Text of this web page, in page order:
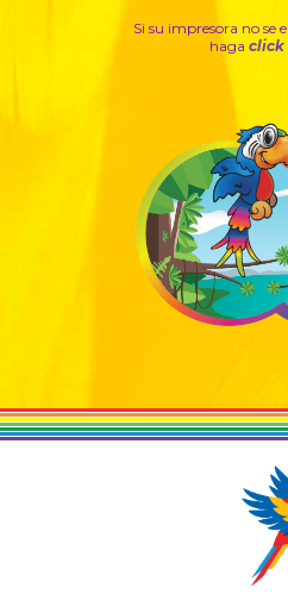
Si su impresora no se
haga click